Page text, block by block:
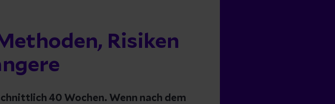
Risiken
40 Wochen. Wenn nach dem